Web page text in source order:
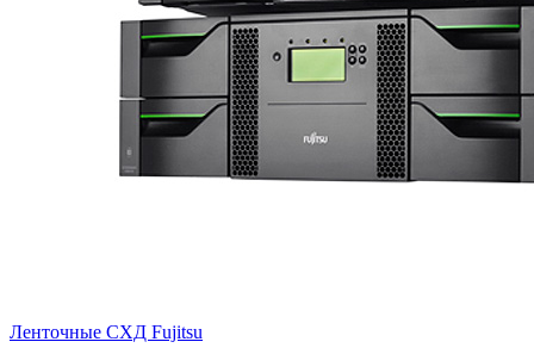
Ленточные СХД Fujitsu